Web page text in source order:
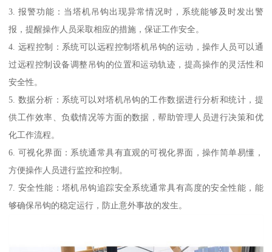
3. 报警功能：当塔机吊钩出现异常情况时，系统能够及时发出警
报，提醒操作人员采取相应的措施，保证工作安全。
4. 远程控制：系统可以远程控制塔机吊钩的运动，操作人员可以通
过远程控制设备调整吊钩的位置和运动轨迹，提高操作的灵活性和
安全性。
5. 数据分析：系统可以对塔机吊钩的工作数据进行分析和统计，提
供工作效率、负载情况等方面的数据，帮助管理人员进行决策和优
化工作流程。
6. 可视化界面：系统通常具有直观的可视化界面，操作简单易懂，
方便操作人员进行监控和控制。
7. 安全性能：塔机吊钩追踪安全系统通常具有高度的安全性能，能
够确保吊钩的稳定运行，防止意外事故的发生。